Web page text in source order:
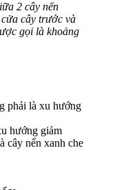
2 cây nến
cây trước và
gọi là khoảng
phải là xu hướng
hướng giảm
cây nến xanh che